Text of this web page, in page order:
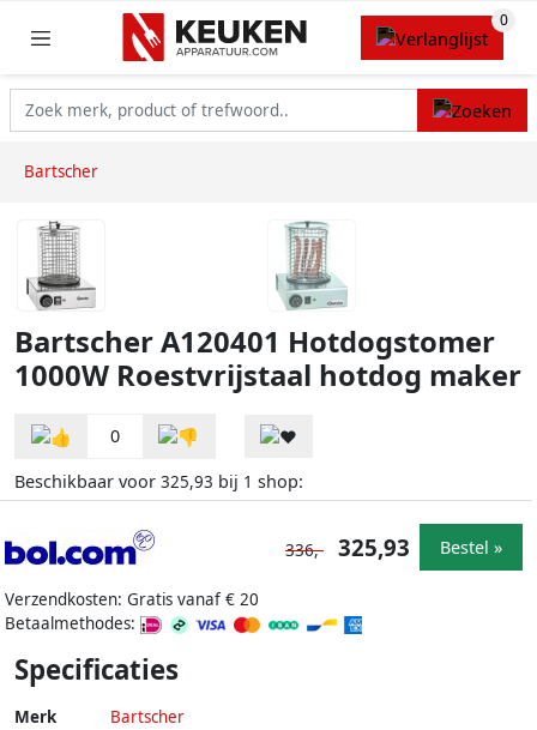
Bartscher
Bartscher A120401 Hotdogstomer
1000W Roestvrijstaal hotdog maker
0
Beschikbaar voor 325,93 bij 1 shop:
Verzendkosten: Gratis vanaf € 20
Betaalmethodes:
336,- 325,93 Bestel »
Specificaties
Merk Bartscher